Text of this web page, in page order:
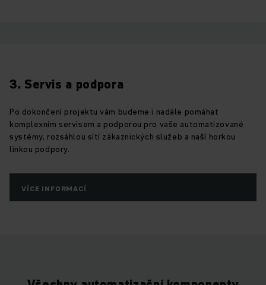
3. Servis a podpora
Po dokončení projektu vám budeme i nadále pomáhat
komplexním servisem a podporou pro vaše automatizované
systémy, rozsáhlou sítí zákaznických služeb a naší horkou
linkou podpory.
VÍCE INFORMACÍ